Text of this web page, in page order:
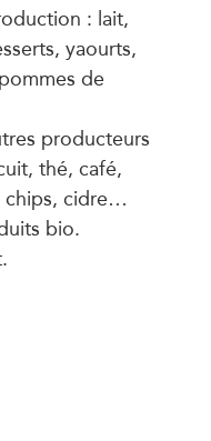
: lait,
yaourts,
de
producteurs
thé, café,
chips, cidre…
bio.